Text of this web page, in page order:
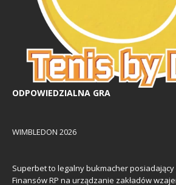
ODPOWIEDZIALNA GRA
WIMBLEDON 2026
Superbet to legalny bukmacher
Finansów RP na urządzanie zakładów